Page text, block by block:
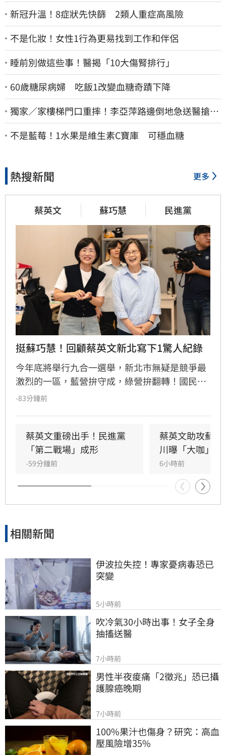
新冠升溫！8症狀先快篩 2類人重症高風險
不是化妝！女性1行為更易找到工作和伴侶
睡前別做這些事！醫揭「10大傷腎排行」
60歲糖尿病婦 吃飯1改變血糖奇蹟下降
獨家／家樓梯門口重摔！李亞萍路邊倒地急送醫搶
命 「最新傷況」曝
不是藍莓！1水果是維生素C寶庫 可穩血糖
熱搜新聞 更多
蔡英文 蘇巧慧 民進黨
挺蘇巧慧！回顧蔡英文新北寫下1驚人紀錄
今年底將舉行九合一選舉，新北市無疑是競爭最
激烈的一區，藍營拚守成，綠營拚翻轉！國民黨
參選人李四川與民進黨參選人蘇巧慧民調更是呈
主委時，蔡英文一口就答應。完成兩屆總統任期
的蔡英文，除了挾帶超高人氣之外，新北更是她
的「政壇起家厝」，三度在此橫掃百萬票，有望
-83分鐘前
蔡英文重磅出手！民進黨
「第二戰場」成形
-59分鐘前
蔡英文助攻蘇
川曝「大咖」應
6小時前
相關新聞
伊波拉失控！專家憂病毒恐已
突變
5小時前
吹冷氣30小時出事！女子全身
抽搐送醫
7小時前
男性半夜痠痛「2徵兆」恐已攝
護腺癌晚期
7小時前
100%果汁也傷身？研究：高血
壓風險增35%